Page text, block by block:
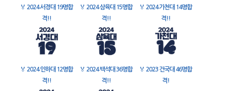
🏅 2024 서경대 19명합
격!!
🏅 2024 삼육대 15명합
격!!
🏅 2024 가천대 14명합
격!!
🏅 2024 인하대 12명합
격!!
🏅 2024 백석대 36명합
격!!
🏅 2023 건국대 46명합
격!